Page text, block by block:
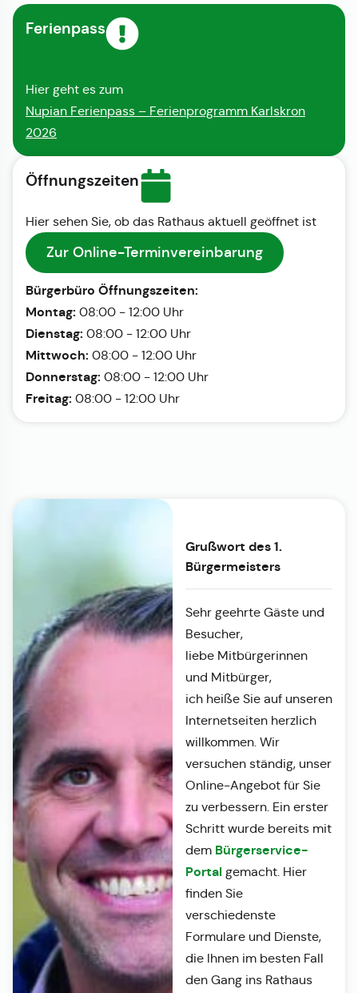
Ferienpass
Hier geht es zum
Nupian Ferienpass – Ferienprogramm Karlskron
2026
Öffnungszeiten
Hier sehen Sie, ob das Rathaus aktuell geöffnet ist
Zur Online-Terminvereinbarung
Bürgerbüro Öffnungszeiten:
Montag: 08:00 - 12:00 Uhr
Dienstag: 08:00 - 12:00 Uhr
Mittwoch: 08:00 - 12:00 Uhr
Donnerstag: 08:00 - 12:00 Uhr
Freitag: 08:00 - 12:00 Uhr
Grußwort des 1.
Bürgermeisters
Sehr geehrte Gäste und
Besucher,
liebe Mitbürgerinnen
und Mitbürger,
ich heiße Sie auf unseren
Internetseiten herzlich
willkommen. Wir
versuchen ständig, unser
Online-Angebot für Sie
zu verbessern. Ein erster
Schritt wurde bereits mit
dem Bürgerservice-
Portalgemacht. Hier
finden Sie
verschiedenste
Formulare und Dienste,
die Ihnen im besten Fall
den Gang ins Rathaus